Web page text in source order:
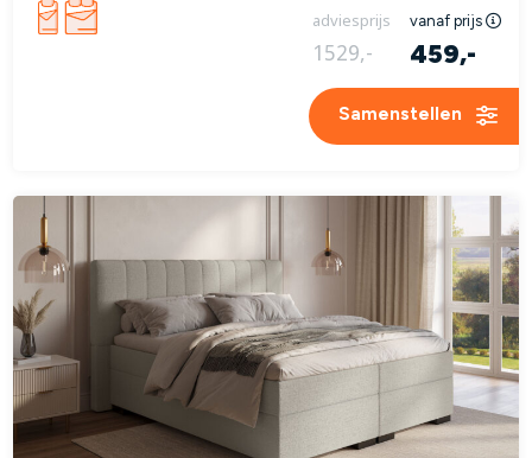
adviesprijs vanaf prijs
1529,- 459,-
Samenstellen